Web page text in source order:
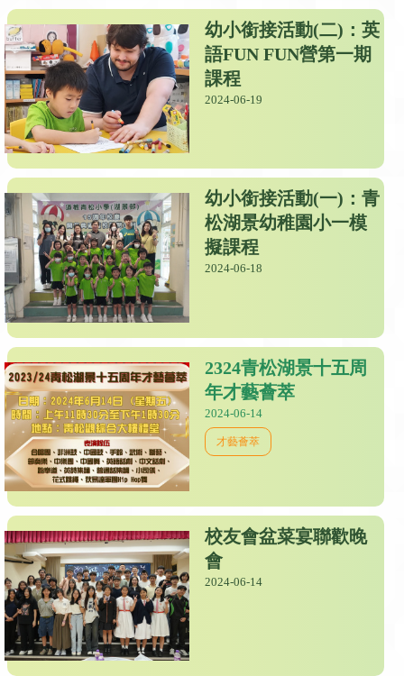
幼小銜接活動(二)：英
語FUN FUN營第一期
課程
2024-06-19
幼小銜接活動(一)：青
松湖景幼稚園小一模
擬課程
2024-06-18
2324青松湖景十五周
年才藝薈萃
2024-06-14
才藝薈萃
校友會盆菜宴聯歡晚
會
2024-06-14